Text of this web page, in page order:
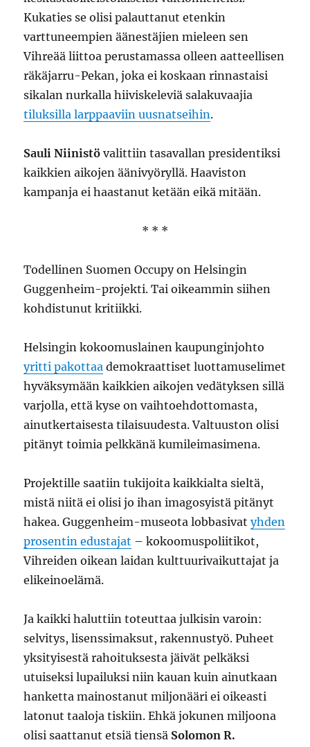
Kukaties se olisi palauttanut etenkin
varttuneempien äänestäjien mieleen sen
Vihreää liittoa perustamassa olleen aatteellisen
räkäjarru-Pekan, joka ei koskaan rinnastaisi
sikalan nurkalla hiiviskeleviä salakuvaajia
tiluksilla larppaaviin uusnatseihin.
Sauli Niinistö valittiin tasavallan presidentiksi
kaikkien aikojen äänivyöryllä. Haaviston
kampanja ei haastanut ketään eikä mitään.
* * *
Todellinen Suomen Occupy on Helsingin
Guggenheim-projekti. Tai oikeammin siihen
kohdistunut kritiikki.
Helsingin kokoomuslainen kaupunginjohto
yritti pakottaa demokraattiset luottamuselimet
hyväksymään kaikkien aikojen vedätyksen sillä
varjolla, että kyse on vaihtoehdottomasta,
ainutkertaisesta tilaisuudesta. Valtuuston olisi
pitänyt toimia pelkkänä kumileimasimena.
Projektille saatiin tukijoita kaikkialta sieltä,
mistä niitä ei olisi jo ihan imagosyistä pitänyt
hakea. Guggenheim-museota lobbasivatyhden
prosentin edustajat – kokoomuspoliitikot,
Vihreiden oikean laidan kulttuurivaikuttajat ja
elikeinoelämä.
Ja kaikki haluttiin toteuttaa julkisin varoin:
selvitys, lisenssimaksut, rakennustyö. Puheet
yksityisestä rahoituksesta jäivät pelkäksi
utuiseksi lupailuksi niin kauan kuin ainutkaan
hanketta mainostanut miljonääri ei oikeasti
latonut taaloja tiskiin. Ehkä jokunen miljoona
olisi saattanut etsiä tiensä Solomon R.